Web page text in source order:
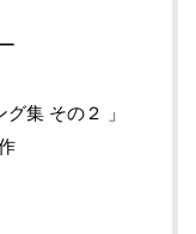
集 その２ 」